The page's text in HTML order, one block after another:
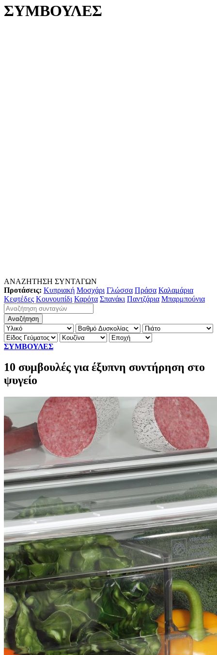
ΣΥΜΒΟΥΛΕΣ
ΑΝΑΖΗΤΗΣΗ ΣΥΝΤΑΓΩΝ
Προτάσεις: Κυπριακή Μοσχάρι Γλώσσα Πράσα Καλαμάρια
Κεφτέδες Κουνουπίδι Καρότα Σπανάκι Παντζάρια Μπαρμπούνια
ΣΥΜΒΟΥΛΕΣ
10 συμβουλές για έξυπνη συντήρηση στο
ψυγείο